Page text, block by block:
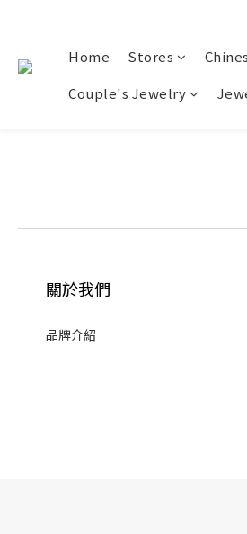
Home Stores
Couple's Jewelry
關於我們
品牌介紹